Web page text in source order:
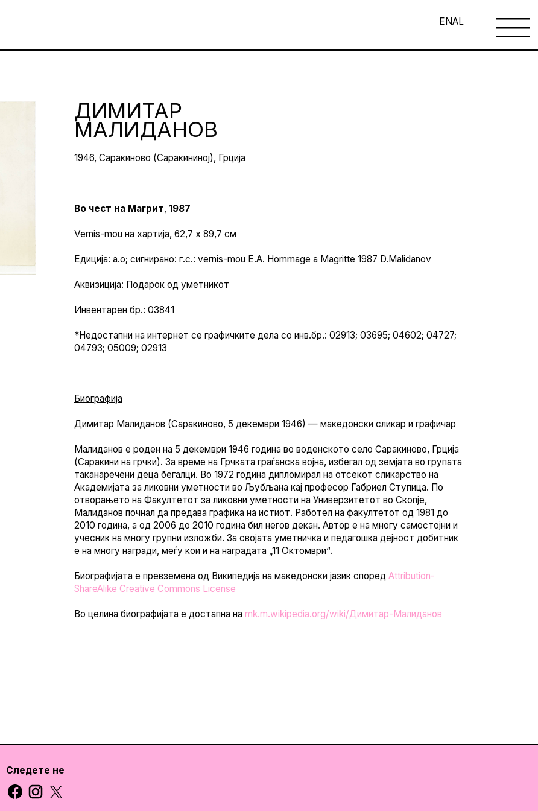
ENAL
ДИМИТАР
МАЛИДАНОВ
1946, Саракиново (Саракининој), Грција
Во чест на Магрит, 1987
Vernis-mou на хартија, 62,7 x 89,7 см
Едиција: а.о; сигнирано: г.с.: vernis-mou E.A. Hommage a Magritte 1987 D.Malidanov
Аквизиција: Подарок од уметникот
Инвентарен бр.: 03841
*Недостапни на интернет се графичките дела со инв.бр.: 02913; 03695; 04602; 04727;
04793; 05009; 02913
Биографија
Димитар Малиданов (Саракиново, 5 декември 1946) — македонски сликар и графичар
Малиданов е роден на 5 декември 1946 година во воденското село Саракиново, Грција
(Саракини на грчки). За време на Грчката граѓанска војна, избегал од земјата во групата
таканаречени деца бегалци. Во 1972 година дипломирал на отсекот сликарство на
Академијата за ликовни уметности во Љубљана кај професор Габриел Ступица. По
отворањето на Факултетот за ликовни уметности на Универзитетот во Скопје,
Малиданов почнал да предава графика на истиот. Работел на факултетот од 1981 до
2010 година, а од 2006 до 2010 година бил негов декан. Автор е на многу самостојни и
учесник на многу групни изложби. За својата уметничка и педагошка дејност добитник
е на многу награди, меѓу кои и на наградата „11 Октомври“.
Биографијата е превземена од Википедија на македонски јазик според Attribution-
ShareAlike Creative Commons License
Во целина биографијата е достапна на mk.m.wikipedia.org/wiki/Димитар-Малиданов
Следете не